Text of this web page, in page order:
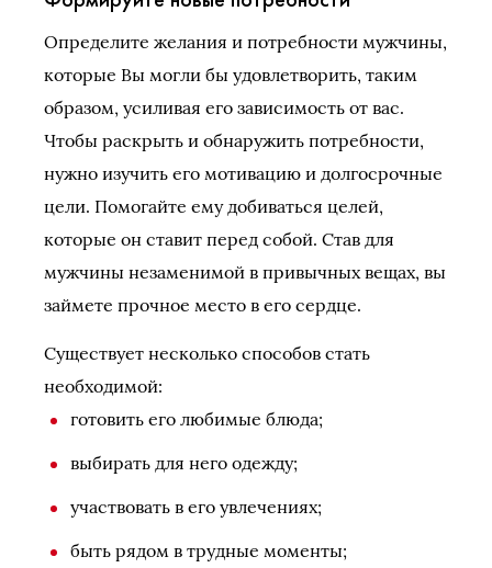
Определите желания и потребности мужчины,
которые Вы могли бы удовлетворить, таким
образом, усиливая его зависимость от вас.
Чтобы раскрыть и обнаружить потребности,
нужно изучить его мотивацию и долгосрочные
цели. Помогайте ему добиваться целей,
которые он ставит перед собой. Став для
мужчины незаменимой в привычных вещах, вы
займете прочное место в его сердце.
Существует несколько способов стать
необходимой:
готовить его любимые блюда;
выбирать для него одежду;
участвовать в его увлечениях;
быть рядом в трудные моменты;